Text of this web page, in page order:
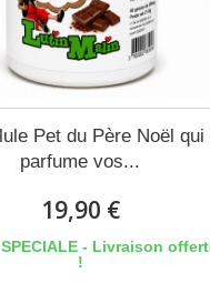
Pet du Père Noël qui
parfume vos...
19,90 €
SPECIALE - Livraison
!